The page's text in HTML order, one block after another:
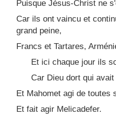
Puisque Jésus-Christ ne
Car ils ont vaincu et
grand peine,
Francs et Tartares,
Et ici chaque jour ils
Car Dieu dort qui
Et Mahomet agi de toutes
Et fait agir Melicadefer.